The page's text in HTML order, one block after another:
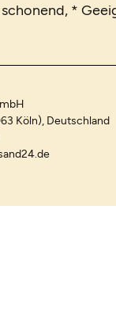
*
Köln), Deutschland